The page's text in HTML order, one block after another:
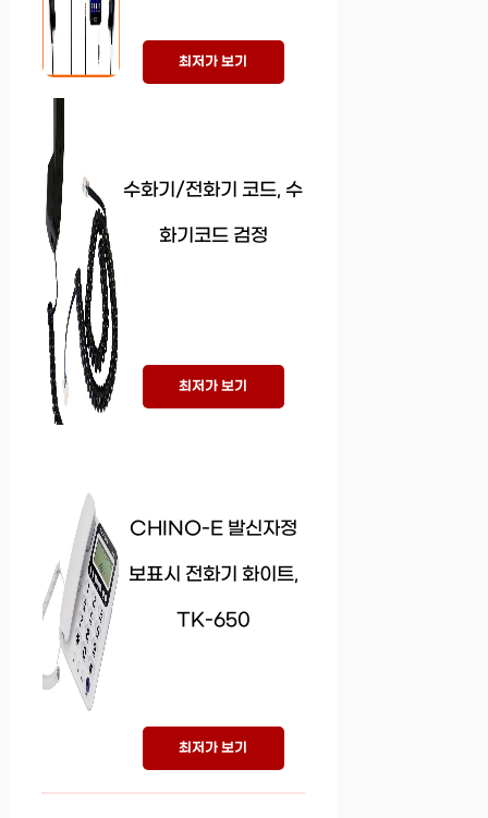
최저가 보기
수화기/전화기 코드, 수
화기코드 검정
최저가 보기
CHINO-E 발신자정
보표시 전화기 화이트,
TK-650
최저가 보기